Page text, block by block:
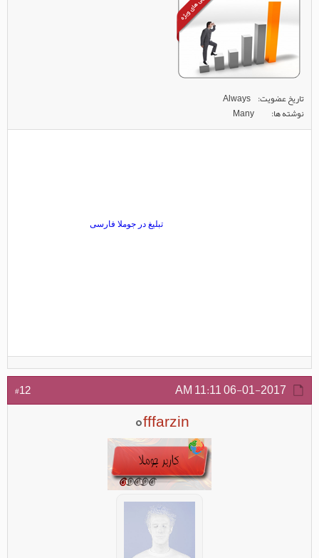
تاریخ عضویت Always
نوشته ها
Many
06-01-2017
11:11 AM
#12
fffarzin